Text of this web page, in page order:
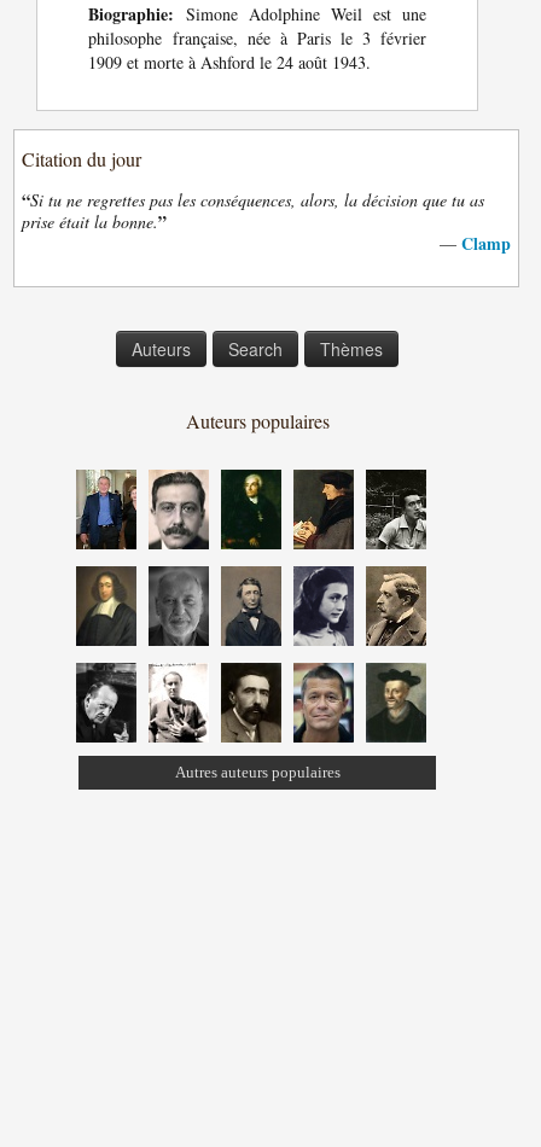
Biographie: Simone Adolphine Weil est une
philosophe française, née à Paris le 3 février
1909 et morte à Ashford le 24 août 1943.
Citation du jour
“Si tu ne regrettes pas les conséquences, alors, la décision que tu as
prise était la bonne.”
— Clamp
Auteurs Search Thèmes
Auteurs populaires
Autres auteurs populaires